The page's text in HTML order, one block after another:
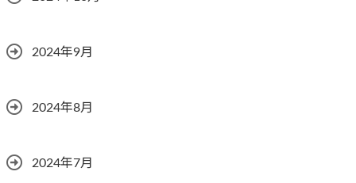
2024年9月
2024年8月
2024年7月